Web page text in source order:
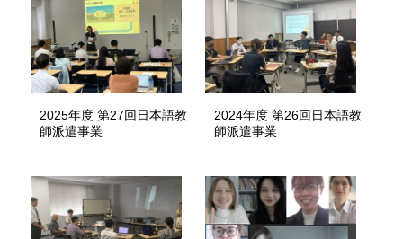
2025年度 第27回日本語教
師派遣事業
2024年度 第26回日本語教
師派遣事業